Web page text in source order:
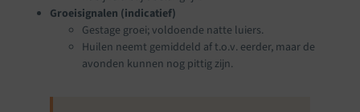
Groeisignalen (indicatief)
Gestage groei; voldoende natte luiers.
Huilen neemt gemiddeld af t.o.v. eerder, maar de
avonden kunnen nog pittig zijn.